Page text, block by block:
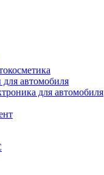
автомобиля
для автомобиля